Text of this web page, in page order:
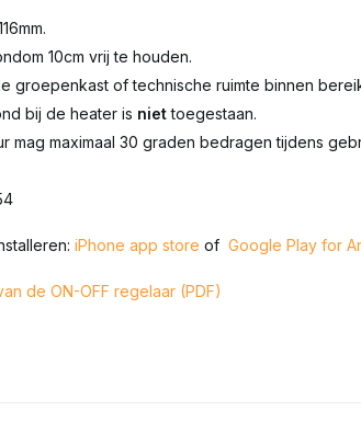
10cm vrij te houden.
groepenkast of technische ruimte binnen
bij de heater is niettoegestaan.
mag maximaal 30 graden bedragen tijdens
iPhone app store of Google Play for
de ON-OFF regelaar (PDF)